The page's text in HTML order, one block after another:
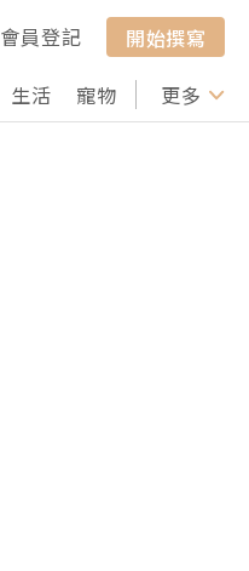
會員登記
開始撰寫
生活 寵物 行山 打卡
更多